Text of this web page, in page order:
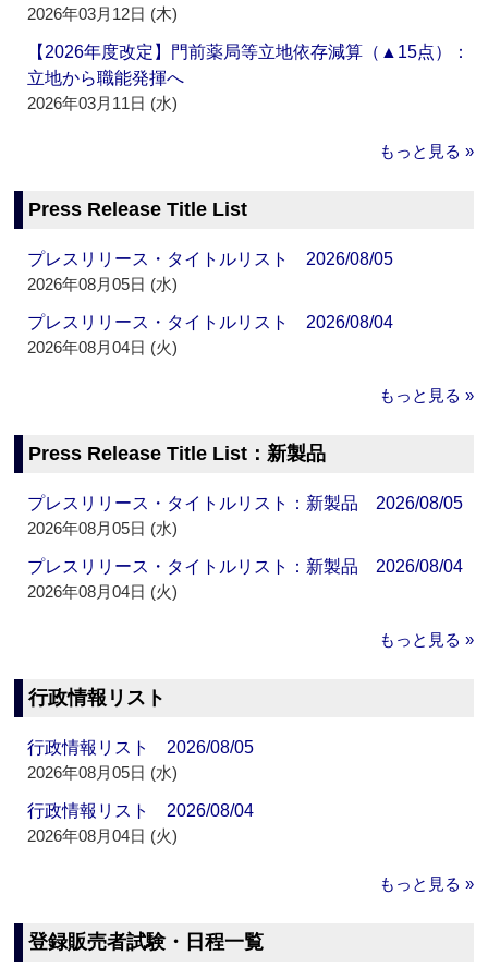
2026年03月12日 (木)
【2026年度改定】門前薬局等立地依存減算（▲15点）：
立地から職能発揮へ
2026年03月11日 (水)
もっと見る »
Press Release Title List
プレスリリース・タイトルリスト 2026/08/05
2026年08月05日 (水)
プレスリリース・タイトルリスト 2026/08/04
2026年08月04日 (火)
もっと見る »
Press Release Title List：新製品
プレスリリース・タイトルリスト：新製品 2026/08/05
2026年08月05日 (水)
プレスリリース・タイトルリスト：新製品 2026/08/04
2026年08月04日 (火)
もっと見る »
行政情報リスト
行政情報リスト 2026/08/05
2026年08月05日 (水)
行政情報リスト 2026/08/04
2026年08月04日 (火)
もっと見る »
登録販売者試験・日程一覧